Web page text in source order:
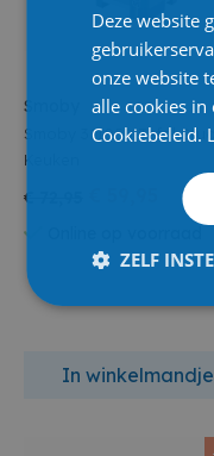
Smoby
Smoby 311056 Tefal
Keuken
€ 72,95
In winkelmandje
Deze website
onze website
alle cookies
Cookiebeleid.
ZELF